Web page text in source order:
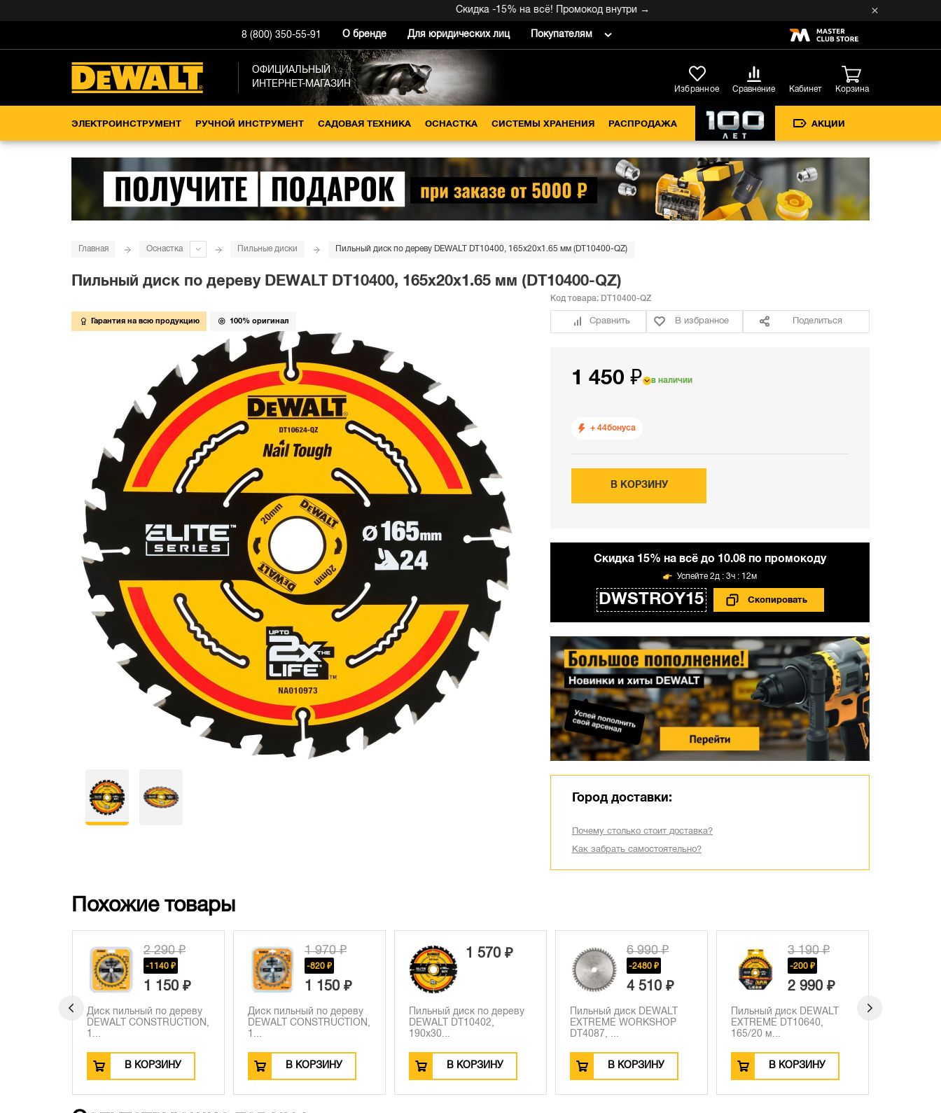
Скидка -15% на всё! Промокод внутри →
8 (800) 350-55-91 О бренде Для юридических лиц Покупателям
ОФИЦИАЛЬНЫЙ
ИНТЕРНЕТ-МАГАЗИН
Избранное Сравнение Кабинет Корзина
ЭЛЕКТРОИНСТРУМЕНТ РУЧНОЙ ИНСТРУМЕНТ САДОВАЯ ТЕХНИКА ОСНАСТКА СИСТЕМЫ ХРАНЕНИЯ РАСПРОДАЖА АКЦИИ
Главная Оснастка Пильные диски Пильный диск по дереву DEWALT DT10400, 165х20х1.65 мм (DT10400-QZ)
Пильный диск по дереву DEWALT DT10400, 165х20х1.65 мм (DT10400-QZ)
Гарантия на всю продукцию 100% оригинал
Код товара: DT10400-QZ
Сравнить В избранное Поделиться
1 450 ₽ в наличии
+ 44бонуса
В КОРЗИНУ
Cкидка 15% на всё до 10.08 по промокоду
DWSTROY15
2д : 3ч : 12м
Город доставки:
Почему столько стоит доставка?
Как забрать самостоятельно?
Похожие товары
2 290 ₽
-1140 ₽
1 150 ₽
Диск пильный по дереву
DEWALT CONSTRUCTION,
1...
В КОРЗИНУ
1 970 ₽
-820 ₽
1 150 ₽
Диск пильный по дереву
DEWALT CONSTRUCTION,
1...
В КОРЗИНУ
1 570 ₽
Пильный диск по дереву
DEWALT DT10402,
190х30...
В КОРЗИНУ
6 990 ₽
-2480 ₽
4 510 ₽
Пильный диск DEWALT
EXTREME WORKSHOP
DT4087, ...
В КОРЗИНУ
3 190 ₽
-200 ₽
2 990 ₽
Пильный диск DEWALT
EXTREME DT10640,
165/20 м...
В КОРЗИНУ